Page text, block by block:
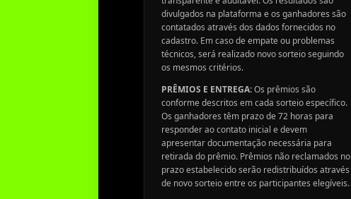
divulgados na plataforma e os ganhadores são
contatados através dos dados fornecidos no
cadastro. Em caso de empate ou problemas
técnicos, será realizado novo sorteio seguindo
os mesmos critérios.
PRÊMIOS E ENTREGA:Os prêmios são
conforme descritos em cada sorteio específico.
Os ganhadores têm prazo de 72 horas para
responder ao contato inicial e devem
apresentar documentação necessária para
retirada do prêmio. Prêmios não reclamados no
prazo estabelecido serão redistribuídos através
de novo sorteio entre os participantes elegíveis.